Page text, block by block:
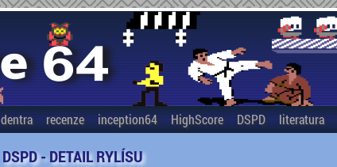
dentra recenze inception64 HighScore DSPD literatura
DSPD - DETAIL RYLÍSU